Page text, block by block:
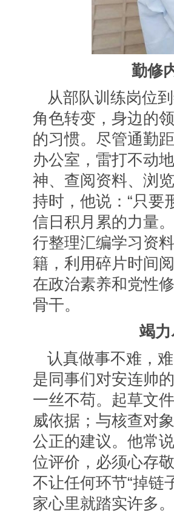
勤修
从部队训练岗位
角色转变，身边的
的习惯。尽管通勤
办公室，雷打不动
神、查阅资料、浏
持时，他说：“只要
信日积月累的力量
行整理汇编学习资
籍，利用碎片时间
在政治素养和党性
骨干。
竭
认真做事不难，
是同事们对安连帅
一丝不苟。起草文
威依据；与核查对
公正的建议。他常
位评价，必须心存
不让任何环节“掉链
家心里就踏实许多。